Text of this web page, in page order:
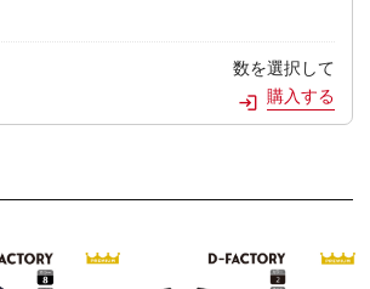
数を選択して
購入する